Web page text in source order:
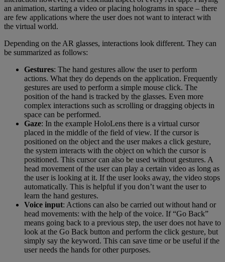
an animation, starting a video or placing holograms in space – there
are few applications where the user does not want to interact with
the virtual world.
Depending on the AR glasses, interactions look different. They can
be summarized as follows:
Gestures: The hand gestures allow the user to perform
actions. What they do depends on the application. Frequently
gestures are used to perform a simple mouse click. The
position of the hand is tracked by the glasses. Even more
complex interactions such as scrolling or dragging objects in
space can be performed.
Gaze: In the example HoloLens there is a virtual cursor
placed in the middle of the field of view. If the cursor is
positioned on the object and the user makes a click gesture,
the system interacts with the object on which the cursor is
positioned. This cursor can also be used without gestures. A
head movement of the user can play a certain video as long as
the user is looking at it. If the user looks away, the video stops
automatically. This is helpful if you don’t want the user to
learn the hand gestures.
Voice input: Actions can also be carried out without hand or
head movements: with the help of the voice. If “Go Back”
means going back to a previous step, the user does not have to
look at the Go Back button and perform the click gesture, but
simply say the keyword. This can save time or be useful if the
user needs the hands for other purposes.